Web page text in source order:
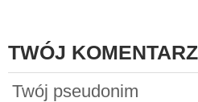
TWÓJ KOMENTARZ
Twój pseudonim